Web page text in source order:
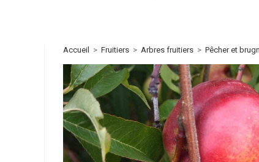
Accueil > Fruitiers > Arbres fruitiers > Pêcher et